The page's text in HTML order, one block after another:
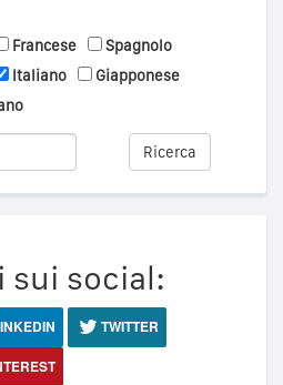
Francese
Spagnolo
Italiano
Giapponese
Ricerca
sui social:
TWITTER